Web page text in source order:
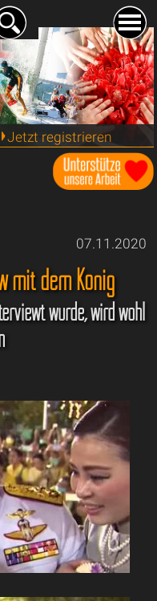
Jetzt registrieren
07.11.2020
mit dem König
wurde, wird wohl